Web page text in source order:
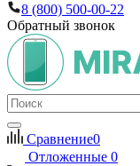
8 (800) 500-00-22
Обратный звонок
Сравнение0
Отложенные 0